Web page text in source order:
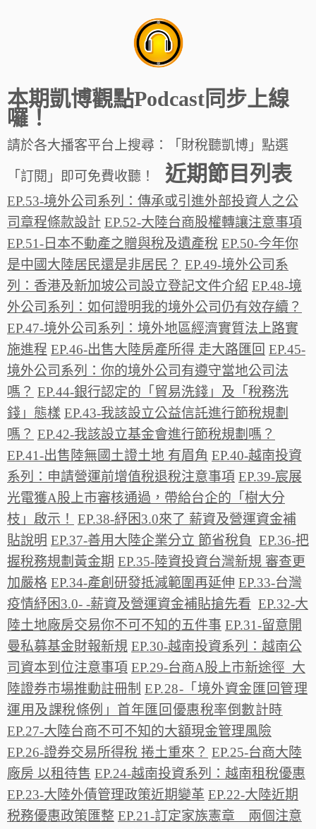
本期凱博觀點Podcast同步上線
囉！
請於各大播客平台上搜尋：「財稅聽凱博」點選
「訂閱」即可免費收聽！ 近期節目列表
EP.53-境外公司系列：傳承或引進外部投資人之公
司章程條款設計 EP.52-大陸台商股權轉讓注意事項
EP.51-日本不動產之贈與稅及遺產稅 EP.50-今年你
是中國大陸居民還是非居民？ EP.49-境外公司系
列：香港及新加坡公司設立登記文件介紹 EP.48-境
外公司系列：如何證明我的境外公司仍有效存續？
EP.47-境外公司系列：境外地區經濟實質法上路實
施進程 EP.46-出售大陸房產所得 走大路匯回 EP.45-
境外公司系列：你的境外公司有遵守當地公司法
嗎？ EP.44-銀行認定的「貿易洗錢」及「稅務洗
錢」態樣 EP.43-我該設立公益信託進行節稅規劃
嗎？ EP.42-我該設立基金會進行節稅規劃嗎？
EP.41-出售陸無國土證土地 有眉角 EP.40-越南投資
系列：申請營運前增值稅退稅注意事項 EP.39-宸展
光電獲A股上市審核通過，帶給台企的「樹大分
枝」啟示！
EP.38-紓困3.0來了 薪資及營運資金補
貼說明 EP.37-善用大陸企業分立 節省稅負
EP.36-把
握稅務規劃黃金期 EP.35-陸資投資台灣新規 審查更
加嚴格 EP.34-產創研發抵減範圍再延伸 EP.33-台灣
疫情紓困3.0- -薪資及營運資金補貼搶先看 EP.32-大
陸土地廠房交易你不可不知的五件事 EP.31-留意開
曼私募基金財報新規 EP.30-越南投資系列：越南公
司資本到位注意事項 EP.29-台商A股上市新途徑 大
陸證券市場推動註冊制 EP.28-「境外資金匯回管理
運用及課稅條例」首年匯回優惠稅率倒數計時
EP.27-大陸台商不可不知的大額現金管理風險
EP.26-證券交易所得稅 捲土重來？ EP.25-台商大陸
廠房 以租待售 EP.24-越南投資系列：越南租稅優惠
EP.23-大陸外債管理政策近期變革 EP.22-大陸近期
税務優惠政策匯整 EP.21-訂定家族憲章 兩個注意